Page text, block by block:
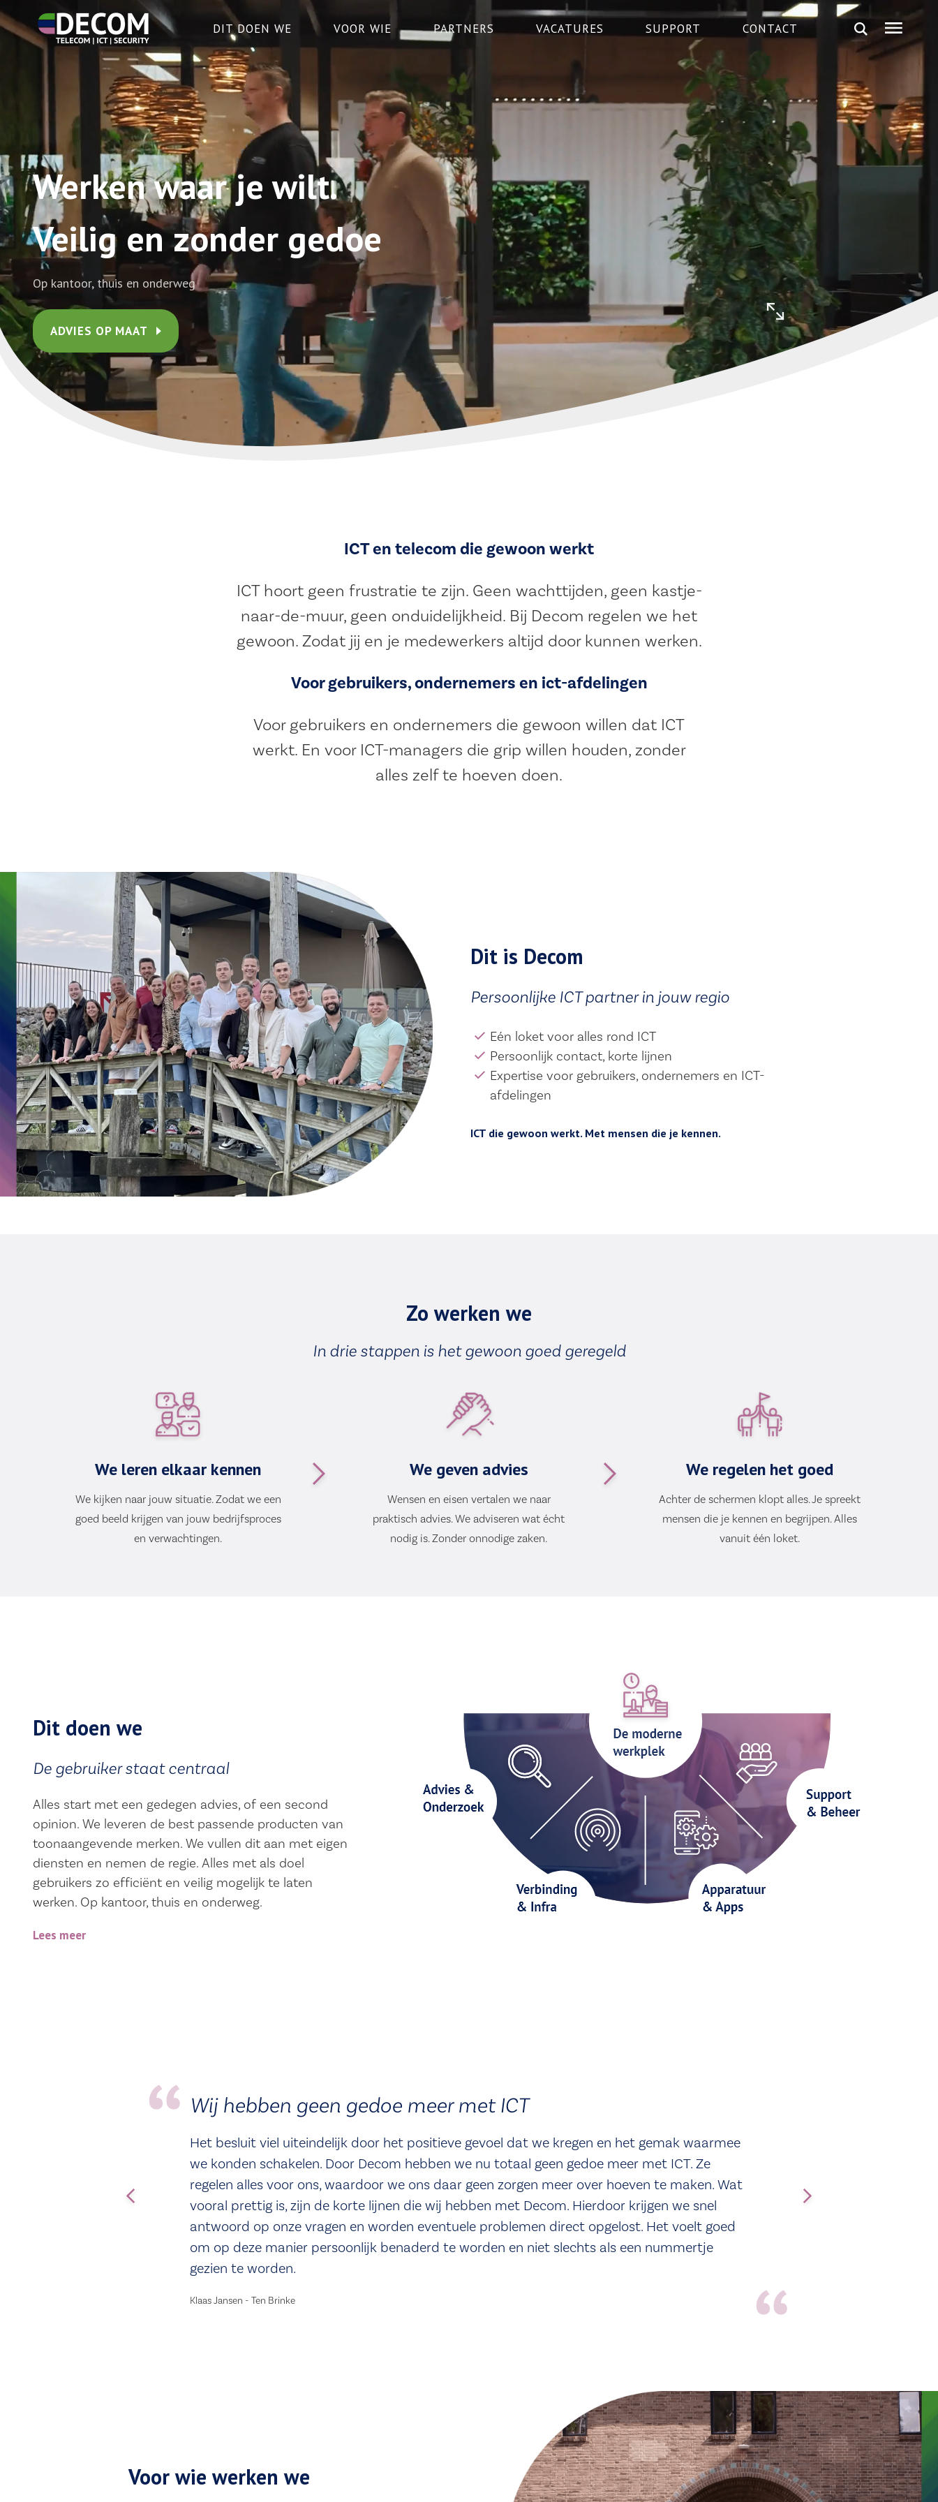
DIT DOEN WE VOOR WIE PARTNERS VACATURES SUPPORT CONTACT
Werken waar je wilt.
Veilig en zonder gedoe
Op kantoor, thuis en onderweg
ADVIES OP MAAT
ICT en telecom die gewoon werkt
ICT hoort geen frustratie te zijn. Geen wachttijden, geen kastje-
naar-de-muur, geen onduidelijkheid. Bij Decom regelen we het
gewoon. Zodat jij en je medewerkers altijd door kunnen werken.
Voor gebruikers, ondernemers en ict-afdelingen
Voor gebruikers en ondernemers die gewoon willen dat ICT
werkt. En voor ICT-managers die grip willen houden, zonder
alles zelf te hoeven doen.
Dit is Decom
Persoonlijke ICT partner in jouw regio
Eén loket voor alles rond ICT
Persoonlijk contact, korte lijnen
Expertise voor gebruikers, ondernemers en ICT-
afdelingen
ICT die gewoon werkt. Met mensen die je kennen.
Zo werken we
In drie stappen is het gewoon goed geregeld
We leren elkaar kennen
We kijken naar jouw situatie. Zodat we een
goed beeld krijgen van jouw bedrijfsproces
en verwachtingen.
We geven advies
Wensen en eisen vertalen we naar
praktisch advies. We adviseren wat écht
nodig is. Zonder onnodige zaken.
We regelen het goed
Achter de schermen klopt alles. Je spreekt
mensen die je kennen en begrijpen. Alles
vanuit één loket.
Dit doen we
De gebruiker staat centraal
Alles start met een gedegen advies, of een second
opinion. We leveren de best passende producten van
toonaangevende merken. We vullen dit aan met eigen
diensten en nemen de regie. Alles met als doel
gebruikers zo efficiënt en veilig mogelijk te laten
werken. Op kantoor, thuis en onderweg.
Lees meer
Wij hebben geen gedoe meer met ICT
Het besluit viel uiteindelijk door het positieve gevoel dat we kregen en het gemak waarmee
we konden schakelen. Door Decom hebben we nu totaal geen gedoe meer met ICT. Ze
regelen alles voor ons, waardoor we ons daar geen zorgen meer over hoeven te maken. Wat
vooral prettig is, zijn de korte lijnen die wij hebben met Decom. Hierdoor krijgen we snel
antwoord op onze vragen en worden eventuele problemen direct opgelost. Het voelt goed
om op deze manier persoonlijk benaderd te worden en niet slechts als een nummertje
gezien te worden.
Klaas Jansen - Ten Brinke
Voor wie werken we